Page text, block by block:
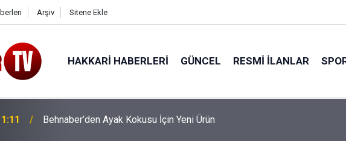
Arşiv Sitene Ekle
HAKKARI HABERLERI GÜNCEL RESMI İLANLAR
Behnaber’den Ayak Kokusu İçin Yeni Ürün